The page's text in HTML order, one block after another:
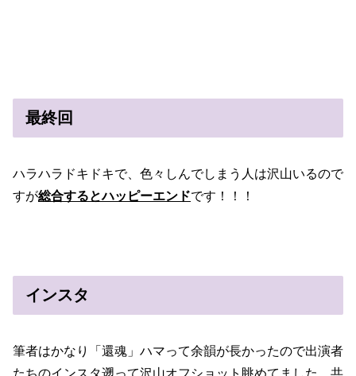
最終回
ハラハラドキドキで、色々しんでしまう人は沢山いるので
すが総合するとハッピーエンドです！！！
インスタ
筆者はかなり「還魂」ハマって余韻が長かったので出演者